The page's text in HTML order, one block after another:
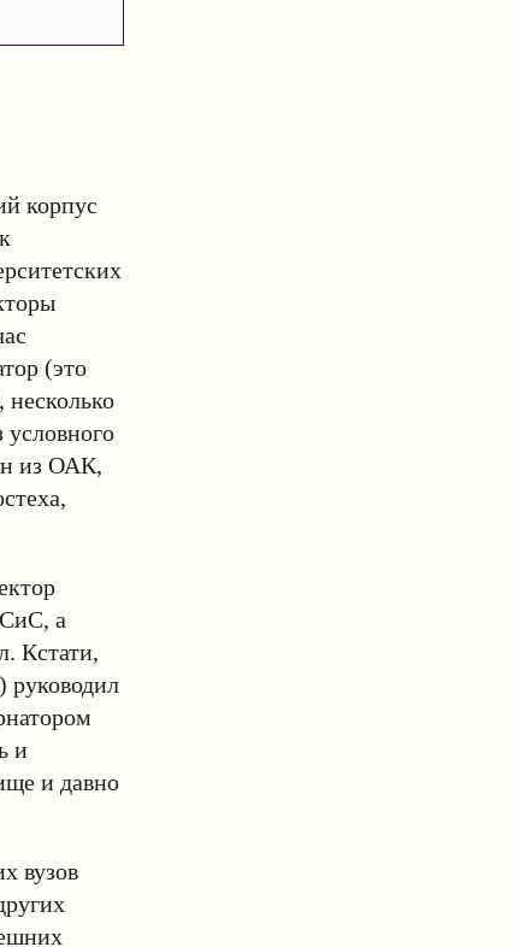
корпус
(это
из ОАК,
а
Кстати,
руководил
и
и давно
вузов